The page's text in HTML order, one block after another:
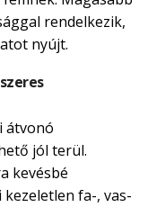
rendelkezik,
nyújt.
átvonó
jól terül.
kevésbé
fa-, vas-